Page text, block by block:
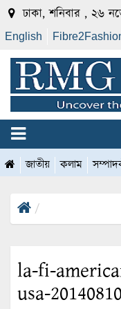
ঢাকা, শনিবার , ২৬
English
জাতীয় কলাম
la-fi-
usa-20140810